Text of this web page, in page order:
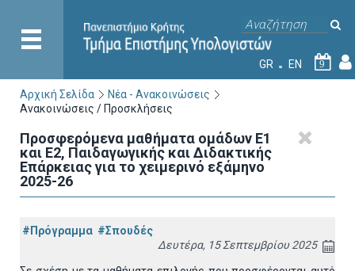
GR EN 9
Αρχική Σελίδα
Νέα - Ανακοινώσεις
Ανακοινώσεις / Προσκλήσεις
Προσφερόμενα μαθήματα ομάδων Ε1
και Ε2, Παιδαγωγικής και Διδακτικής
Επάρκειας για το χειμερινό εξάμηνο
2025-26
#Πρόγραμμα #Σπουδές
Δευτέρα, 15 Σεπτεμβρίου 2025